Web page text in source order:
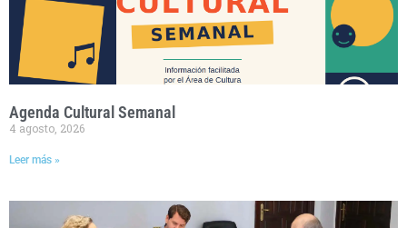
Agenda Cultural Semanal
4 agosto, 2026
Leer más »